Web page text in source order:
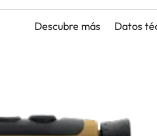
Descubre más Datos